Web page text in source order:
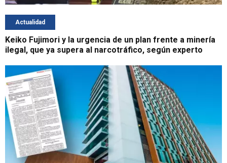
Actualidad
Keiko Fujimori y la urgencia de un plan frente a minería
ilegal, que ya supera al narcotráfico, según experto